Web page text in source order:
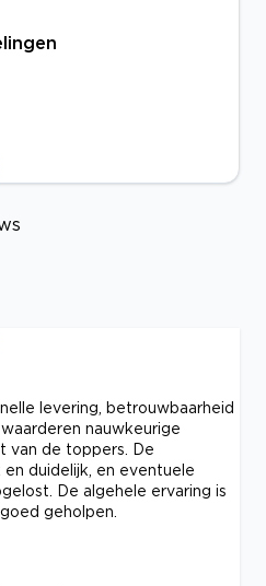
levering, betrouwbaarheid
nauwkeurige
van de toppers. De
duidelijk, en eventuele
De algehele ervaring is
geholpen.